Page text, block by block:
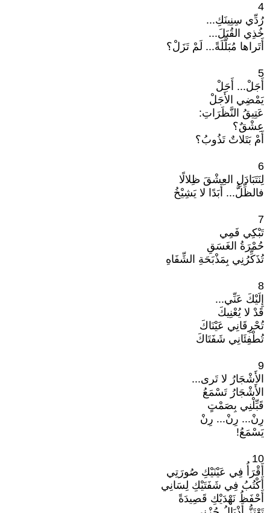
4
رُدِّي سِنِينَكِ...
خُذِي القُبَلَ...
أَتَراها مُبَلَّلَةً... لَمْ تَزَلْ؟
5
أَجَلْ... أَجَلْ
يَمْضِي الأَجَلْ
عَتِيقُ النَّظَرَاتِ:
عِشْقٌ؟
أَمْ بَتَلاتٌ تَذُوبُ؟
6
لِنَتَبَادَلِ العِشْقَ ظِلالًا
فالظِّلُّ... أَبَدًا لا يَشِيْخُ
7
تَبْكِي فَمِي
حُمْرَةُ الغَسَقِ
تُذَكِّرُنِي بِمَذْبَحَةِ الشِّفَاهِ
8
إِلَيْكَ عَنِّي...
قَدْ لا يُعْنِيكَ
تُحْرِقَانِي عَيْنَاكَ
تُطْفِئَانِي شَفَتَاكَ
9
الأَشْجَارُ لا تَرى...
الأَشْجَارُ تَسْمَعُ
قَبِّلْنِي بِصَمْتٍ
رِنْ... رِنْ... رِنْ
يَسْمَعُ!
10
أَقْرَأُ فِي عَيْنَيْكِ صُورَتِي
أَكْتُبُ فِي شَفَتَيْكِ لِسَانِي
أَحْفَظُ نَهْدَيْكِ قَصِيدَةً